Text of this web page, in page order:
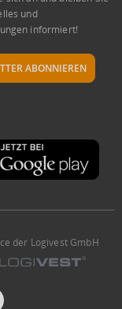
und
informiert!
ABONNIEREN
der Logivest GmbH